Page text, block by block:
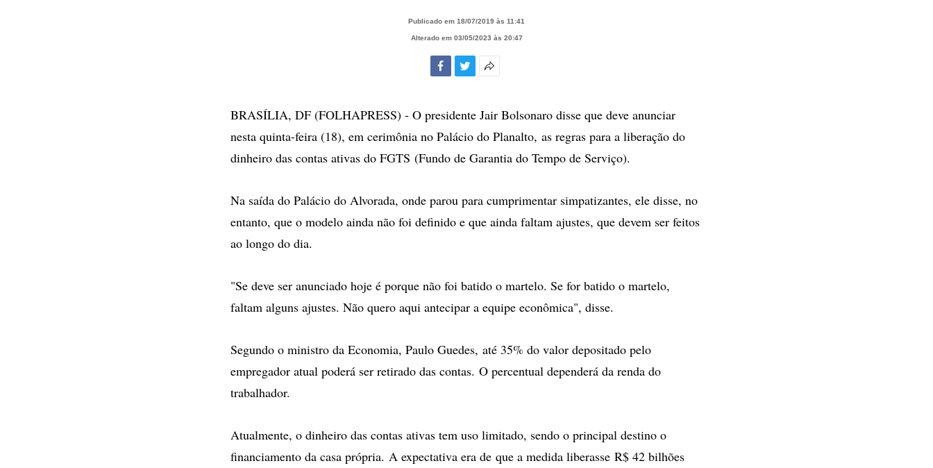
Publicado em 18/07/2019 às 11:41
Alterado em 03/05/2023 às 20:47
compartilhamento
BRASÍLIA, DF (FOLHAPRESS) - O presidente Jair Bolsonaro disse que deve anunciar
nesta quinta-feira (18), em cerimônia no Palácio do Planalto, as regras para a liberação do
dinheiro das contas ativas do FGTS (Fundo de Garantia do Tempo de Serviço).
Na saída do Palácio do Alvorada, onde parou para cumprimentar simpatizantes, ele disse, no
entanto, que o modelo ainda não foi definido e que ainda faltam ajustes, que devem ser feitos
ao longo do dia.
"Se deve ser anunciado hoje é porque não foi batido o martelo. Se for batido o martelo,
faltam alguns ajustes. Não quero aqui antecipar a equipe econômica", disse.
Segundo o ministro da Economia, Paulo Guedes, até 35% do valor depositado pelo
empregador atual poderá ser retirado das contas. O percentual dependerá da renda do
trabalhador.
Atualmente, o dinheiro das contas ativas tem uso limitado, sendo o principal destino o
financiamento da casa própria. A expectativa era de que a medida liberasse R$ 42 bilhões